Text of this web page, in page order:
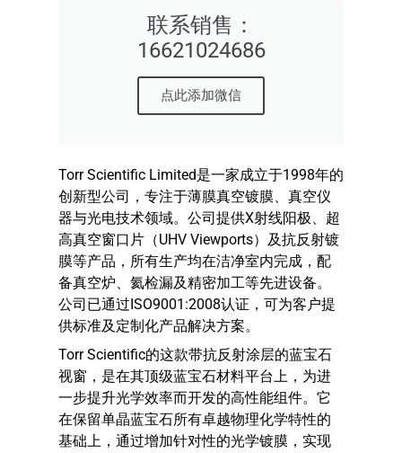
联系销售：
16621024686
点此添加微信
Torr Scientific Limited是一家成立于1998年的
创新型公司，专注于薄膜真空镀膜、真空仪
器与光电技术领域。公司提供X射线阳极、超
高真空窗口片（UHV Viewports）及抗反射镀
膜等产品，所有生产均在洁净室内完成，配
备真空炉、氦检漏及精密加工等先进设备。
公司已通过ISO9001:2008认证，可为客户提
供标准及定制化产品解决方案。
Torr Scientific的这款带抗反射涂层的蓝宝石
视窗，是在其顶级蓝宝石材料平台上，为进
一步提升光学效率而开发的高性能组件。它
在保留单晶蓝宝石所有卓越物理化学特性的
基础上，通过增加针对性的光学镀膜，实现